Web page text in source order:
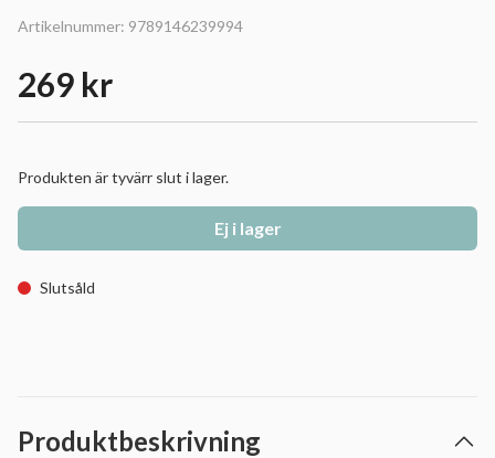
Artikelnummer: 9789146239994
269 kr
Produkten är tyvärr slut i lager.
Ej i lager
Slutsåld
Produktbeskrivning